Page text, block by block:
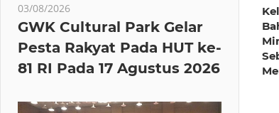
03/08/2026
GWK Cultural Park Gelar
Pesta Rakyat Pada HUT ke-
81 RI Pada 17 Agustus 2026